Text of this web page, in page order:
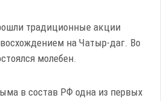
традиционные акции
на Чатыр-даг. Во
молебен.
в состав РФ одна из первых